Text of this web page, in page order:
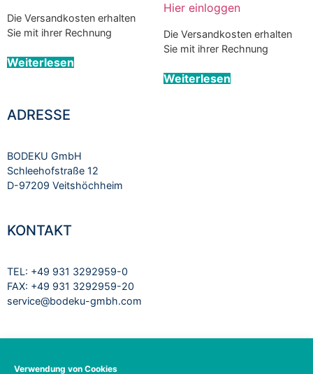
Verwendung von Cookies
Die Versandkosten erhalten
Sie mit ihrer Rechnung
Weiterlesen
Hier einloggen
Die Versandkosten erhalten
Sie mit ihrer Rechnung
Weiterlesen
ADRESSE
BODEKU GmbH
Schleehofstraße 12
D-97209 Veitshöchheim
KONTAKT
TEL: +49 931 3292959-0
FAX: +49 931 3292959-20
service@bodeku-gmbh.com